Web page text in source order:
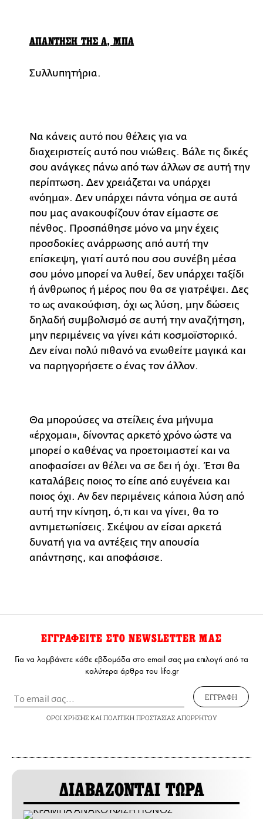
ΑΠΑΝΤΗΣΗ ΤΗΣ Α, ΜΠΑ
Συλλυπητήρια.
Να κάνεις αυτό που θέλεις για να
διαχειριστείς αυτό που νιώθεις. Βάλε τις δικές
σου ανάγκες πάνω από των άλλων σε αυτή την
περίπτωση. Δεν χρειάζεται να υπάρχει
«νόημα». Δεν υπάρχει πάντα νόημα σε αυτά
που μας ανακουφίζουν όταν είμαστε σε
πένθος. Προσπάθησε μόνο να μην έχεις
προσδοκίες ανάρρωσης από αυτή την
επίσκεψη, γιατί αυτό που σου συνέβη μέσα
σου μόνο μπορεί να λυθεί, δεν υπάρχει ταξίδι
ή άνθρωπος ή μέρος που θα σε γιατρέψει. Δες
το ως ανακούφιση, όχι ως λύση, μην δώσεις
δηλαδή συμβολισμό σε αυτή την αναζήτηση,
μην περιμένεις να γίνει κάτι κοσμοϊστορικό.
Δεν είναι πολύ πιθανό να ενωθείτε μαγικά και
να παρηγορήσετε ο ένας τον άλλον.
Θα μπορούσες να στείλεις ένα μήνυμα
«έρχομαι», δίνοντας αρκετό χρόνο ώστε να
μπορεί ο καθένας να προετοιμαστεί και να
αποφασίσει αν θέλει να σε δει ή όχι. Έτσι θα
καταλάβεις ποιος το είπε από ευγένεια και
ποιος όχι. Αν δεν περιμένεις κάποια λύση από
αυτή την κίνηση, ό,τι και να γίνει, θα το
αντιμετωπίσεις. Σκέψου αν είσαι αρκετά
δυνατή για να αντέξεις την απουσία
απάντησης, και αποφάσισε.
ΕΓΓΡΑΦΕΙΤΕ ΣΤΟ NEWSLETTER ΜΑΣ
Για να λαμβάνετε κάθε εβδομάδα στο email σας μια επιλογή από τα
καλύτερα άρθρα του lifo.gr
ΕΓΓΡΑΦΗ
ΟΡΟΙ ΧΡΗΣΗΣΚΑΙ ΠΟΛΙΤΙΚΗ ΠΡΟΣΤΑΣΙΑΣ ΑΠΟΡΡΗΤΟΥ
ΔΙΑΒΑΖΟΝΤΑΙ ΤΩΡΑ